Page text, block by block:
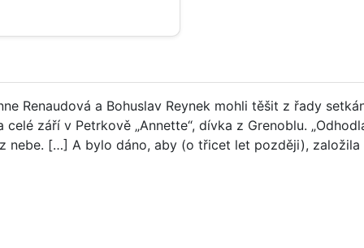
Renaudová a Bohuslav Reynek mohli těšit z řady
září v Petrkově „Annette“, dívka z Grenoblu.
[…] A bylo dáno, aby (o třicet let později), založila